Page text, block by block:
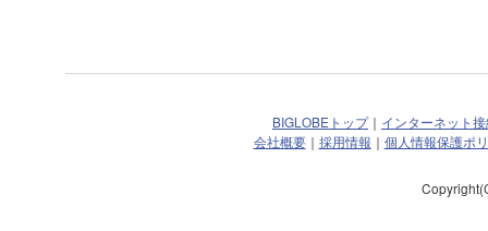
BIGLOBEトップ｜ インターネット
会社概要｜ 採用情報 ｜ 個人情報保護ポ